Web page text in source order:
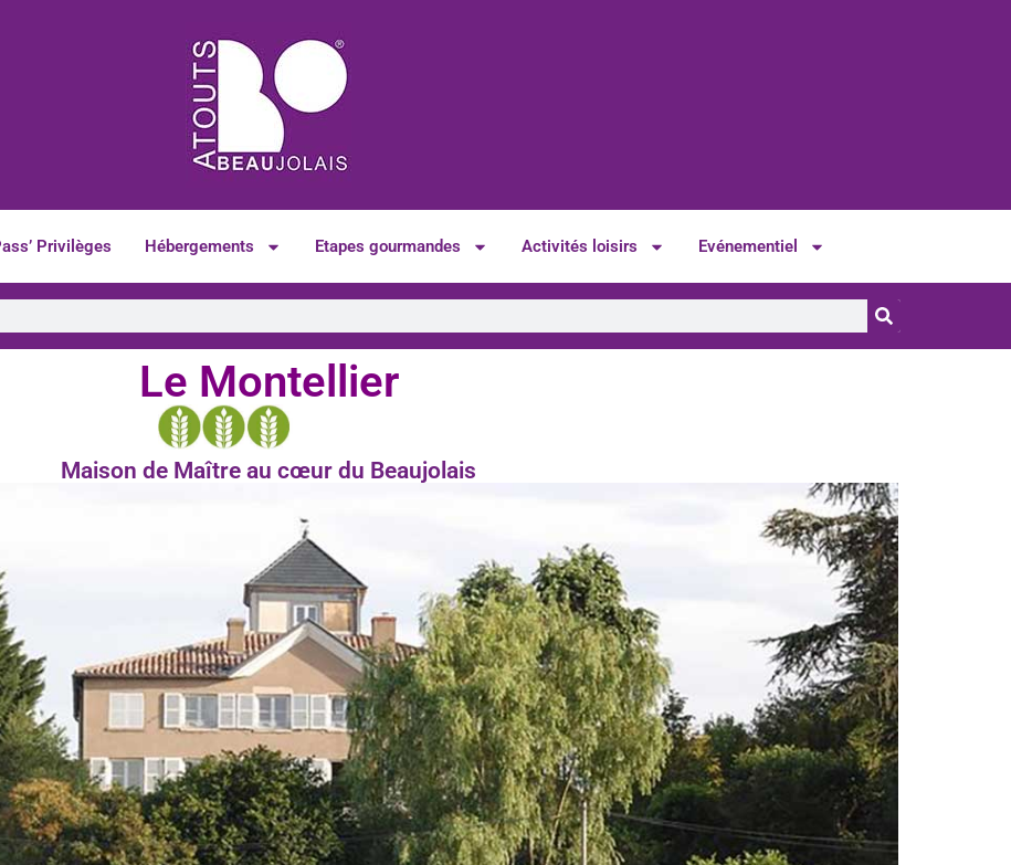
Privilèges Hébergements Etapes gourmandes Activités loisirs Evénementiel
Le Montellier
Maison de Maître au cœur du Beaujolais